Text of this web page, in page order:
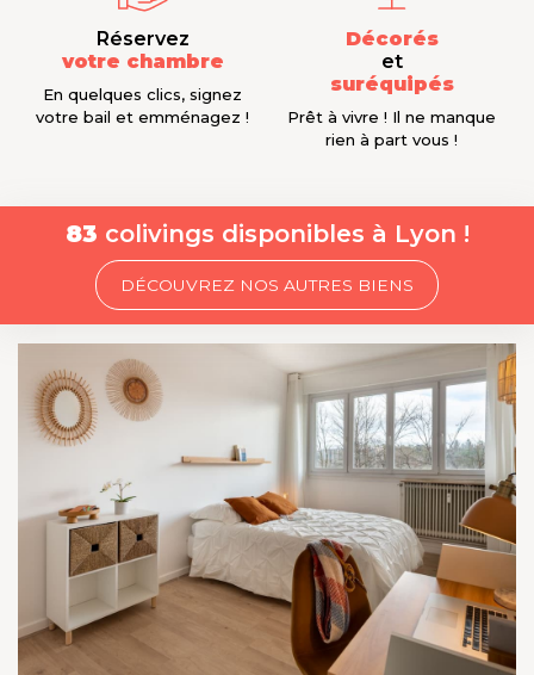
Réservez
votre chambre
En quelques clics, signez
votre bail et emménagez !
Décorés
et
suréquipés
Prêt à vivre ! Il ne manque
rien à part vous !
83 colivings disponibles à Lyon !
DÉCOUVREZ NOS AUTRES BIENS